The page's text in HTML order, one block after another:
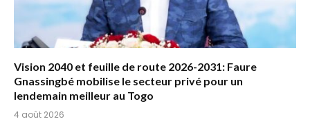
Vision 2040 et feuille de route 2026-2031: Faure
Gnassingbé mobilise le secteur privé pour un
lendemain meilleur au Togo
4 août 2026